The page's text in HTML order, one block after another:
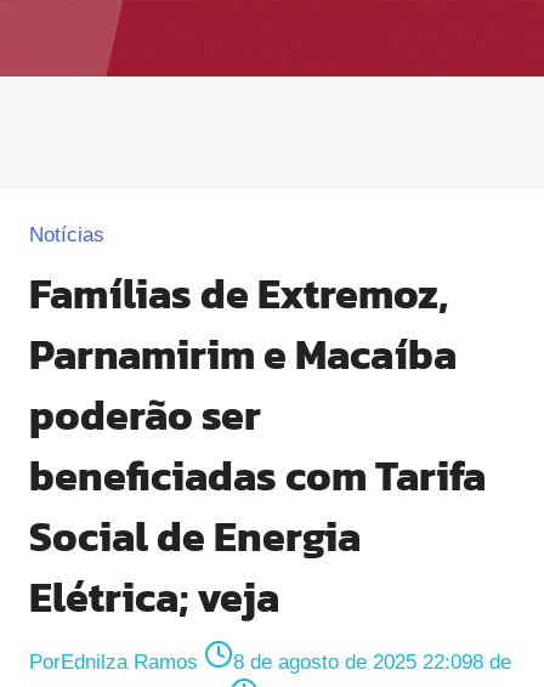
Notícias
Famílias de Extremoz,
Parnamirim e Macaíba
poderão ser
beneficiadas com Tarifa
Social de Energia
Elétrica; veja
PorEdnilza Ramos 8 de agosto de 2025 22:098 de